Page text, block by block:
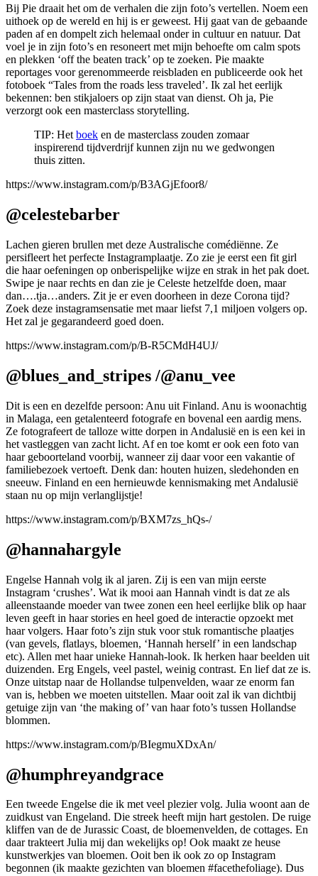
Bij Pie draait het om de verhalen die zijn foto’s vertellen. Noem een
uithoek op de wereld en hij is er geweest. Hij gaat van de gebaande
paden af en dompelt zich helemaal onder in cultuur en natuur. Dat
voel je in zijn foto’s en resoneert met mijn behoefte om calm spots
en plekken ‘off the beaten track’ op te zoeken. Pie maakte
reportages voor gerenommeerde reisbladen en publiceerde ook het
fotoboek “Tales from the roads less traveled’. Ik zal het eerlijk
bekennen: ben stikjaloers op zijn staat van dienst. Oh ja, Pie
verzorgt ook een masterclass storytelling.
TIP: Het boek en de masterclass zouden zomaar
inspirerend tijdverdrijf kunnen zijn nu we gedwongen
thuis zitten.
https://www.instagram.com/p/B3AGjEfoor8/
@celestebarber
Lachen gieren brullen met deze Australische comédiënne. Ze
persifleert het perfecte Instagramplaatje. Zo zie je eerst een fit girl
die haar oefeningen op onberispelijke wijze en strak in het pak doet.
Swipe je naar rechts en dan zie je Celeste hetzelfde doen, maar
dan….tja…anders. Zit je er even doorheen in deze Corona tijd?
Zoek deze instagramsensatie met maar liefst 7,1 miljoen volgers op.
Het zal je gegarandeerd goed doen.
https://www.instagram.com/p/B-R5CMdH4UJ/
@blues_and_stripes /@anu_vee
Dit is een en dezelfde persoon: Anu uit Finland. Anu is woonachtig
in Malaga, een getalenteerd fotografe en bovenal een aardig mens.
Ze fotografeert de talloze witte dorpen in Andalusië en is een kei in
het vastleggen van zacht licht. Af en toe komt er ook een foto van
haar geboorteland voorbij, wanneer zij daar voor een vakantie of
familiebezoek vertoeft. Denk dan: houten huizen, sledehonden en
sneeuw. Finland en een hernieuwde kennismaking met Andalusië
staan nu op mijn verlanglijstje!
https://www.instagram.com/p/BXM7zs_hQs-/
@hannahargyle
Engelse Hannah volg ik al jaren. Zij is een van mijn eerste
Instagram ‘crushes’. Wat ik mooi aan Hannah vindt is dat ze als
alleenstaande moeder van twee zonen een heel eerlijke blik op haar
leven geeft in haar stories en heel goed de interactie opzoekt met
haar volgers. Haar foto’s zijn stuk voor stuk romantische plaatjes
(van gevels, flatlays, bloemen, ‘Hannah herself’ in een landschap
etc). Allen met haar unieke Hannah-look. Ik herken haar beelden uit
duizenden. Erg Engels, veel pastel, weinig contrast. En lief dat ze is.
Onze uitstap naar de Hollandse tulpenvelden, waar ze enorm fan
van is, hebben we moeten uitstellen. Maar ooit zal ik van dichtbij
getuige zijn van ‘the making of’ van haar foto’s tussen Hollandse
blommen.
https://www.instagram.com/p/BIegmuXDxAn/
@humphreyandgrace
Een tweede Engelse die ik met veel plezier volg. Julia woont aan de
zuidkust van Engeland. Die streek heeft mijn hart gestolen. De ruige
kliffen van de de Jurassic Coast, de bloemenvelden, de cottages. En
daar trakteert Julia mij dan wekelijks op! Ook maakt ze heuse
kunstwerkjes van bloemen. Ooit ben ik ook zo op Instagram
begonnen (ik maakte gezichten van bloemen #facethefoliage). Dus